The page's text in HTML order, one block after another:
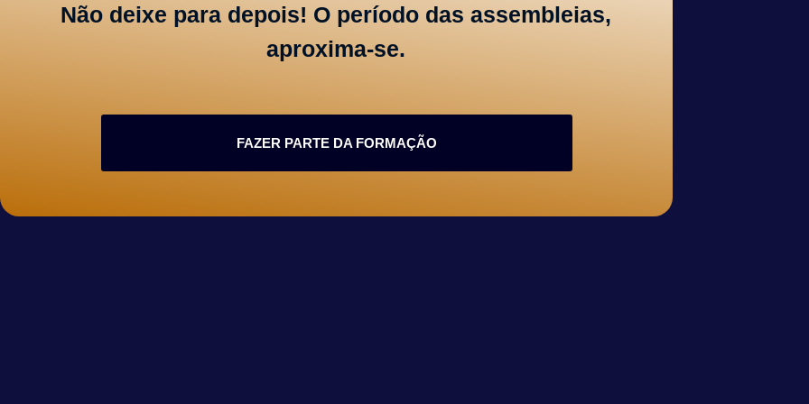
Não deixe para depois! O período das assembleias,
aproxima-se.
FAZER PARTE DA FORMAÇÃO